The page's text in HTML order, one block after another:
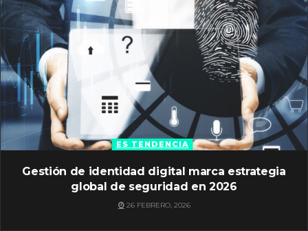
ES TENDENCIA
Gestión de identidad digital marca estrategia
global de seguridad en 2026
26 FEBRERO, 2026